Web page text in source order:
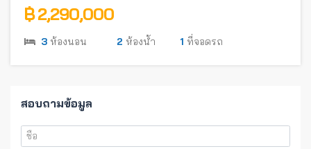
฿ 2,290,000
3 ห้องนอน 2 ห้องน้ำ 1 ที่จอดรถ
สอบถามข้อมูล